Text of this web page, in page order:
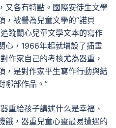
又各有特點。國際安徒生文學
，被譽為兒童文學的“諾貝
蹤關心兒童文學文本的寫作
心，1966年起就增設了插畫
作家自己的考核尤為器重，
，是對作家平生寫作行動與結
哪部作品。”
重給孩子講述什么是幸福、
餓，器重兒童心靈最易遭遇的